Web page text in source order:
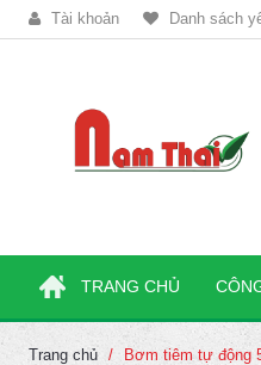
Tài khoản Danh sách
TRANG CHỦ
Trang chủ Bơm tiêm tự động